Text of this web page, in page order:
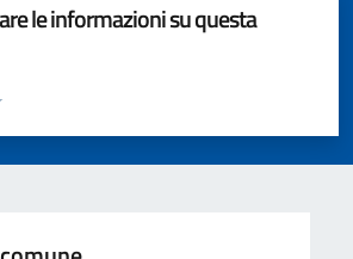
le informazioni su questa
pagina
5 stelle su 5
stelle su 5
su 5
5